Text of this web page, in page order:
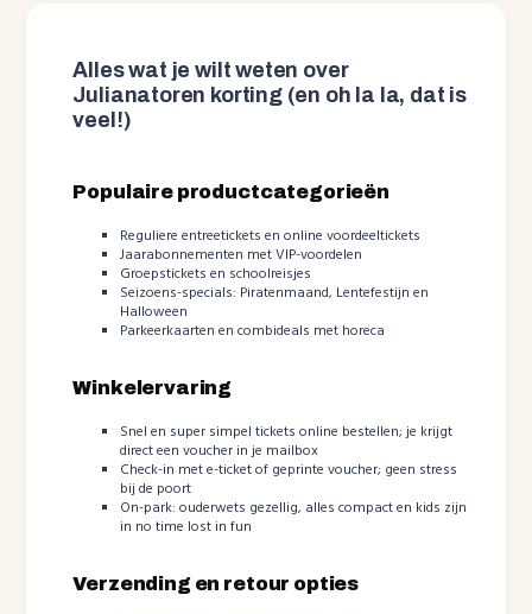
Alles wat je wilt weten over
Julianatoren korting (en oh la la, dat is
veel!)
Populaire productcategorieën
Reguliere entreetickets en online voordeeltickets
Jaarabonnementen met VIP-voordelen
Groepstickets en schoolreisjes
Seizoens-specials: Piratenmaand, Lentefestijn en
Halloween
Parkeerkaarten en combideals met horeca
Winkelervaring
Snel en super simpel tickets online bestellen; je krijgt
direct een voucher in je mailbox
Check-in met e-ticket of geprinte voucher; geen stress
bij de poort
On-park: ouderwets gezellig, alles compact en kids zijn
in no time lost in fun
Verzending en retour opties